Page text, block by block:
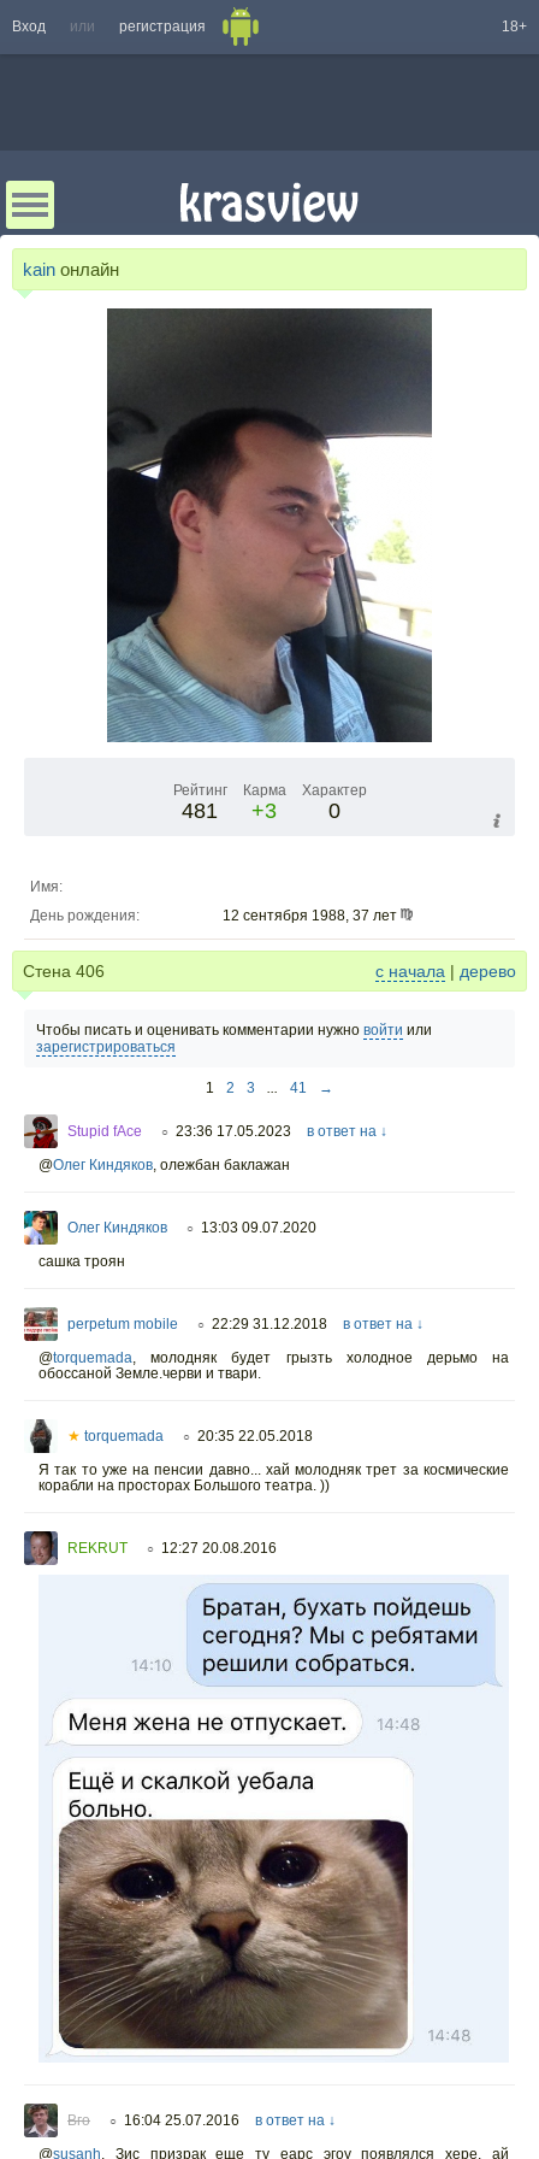
Вход или регистрация 18+
kain онлайн
Рейтинг
481
Карма
+3
Характер
0
Имя:
День рождения:
12 сентября 1988, 37 лет
Стена 406 с начала | дерево
Чтобы писать и оценивать комментарии нужно войти или
зарегистрироваться
1 2 3 ... 41 →
Stupid fAce ○ 23:36 17.05.2023
в ответ на ↓
@Олег Киндяков, олежбан баклажан
Олег Киндяков ○ 13:03 09.07.2020
сашка троян
perpetum mobile ○ 22:29 31.12.2018
в ответ на ↓
@torquemada, молодняк будет грызть холодное дерьмо на
обоссаной Земле.черви и твари.
★ torquemada ○ 20:35 22.05.2018
Я так то уже на пенсии давно... хай молодняк трет за космические
корабли на просторах Большого театра. ))
REKRUT ○ 12:27 20.08.2016
Вго ○ 16:04 25.07.2016
в ответ на ↓
@susanh, Зис призрак еще ту еарс эгоу появлялся хере, ай